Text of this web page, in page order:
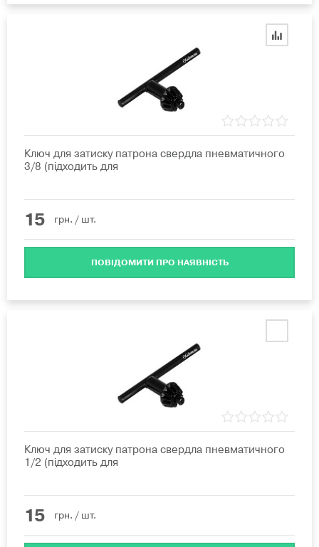
Ключ для затиску патрона свердла пневматичного
3/8 (підходить для
15 грн. / шт.
ПОВІДОМИТИ ПРО НАЯВНІСТЬ
Ключ для затиску патрона свердла пневматичного
1/2 (підходить для
15 грн. / шт.